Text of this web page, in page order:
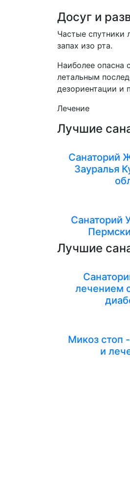
Досуг и
Частые спутники
запах изо рта.
Наиболее опасна
летальным
дезориентации и
Лечение
Лучшие
Санаторий
Зауралья
Санаторий
Лучшие
лечением
Микоз стоп
и